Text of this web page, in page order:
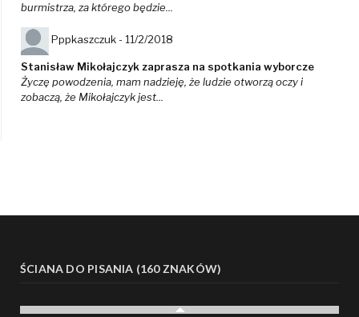
burmistrza, za którego będzie...
Pppkaszczuk - 11/2/2018
Stanisław Mikołajczyk zaprasza na spotkania wyborcze
Życzę powodzenia, mam nadzieję, że ludzie otworzą oczy i
zobaczą, że Mikołajczyk jest...
ŚCIANA DO PISANIA (160 ZNAKÓW)